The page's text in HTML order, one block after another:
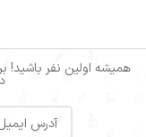
همیشه اولین نفر باشید!